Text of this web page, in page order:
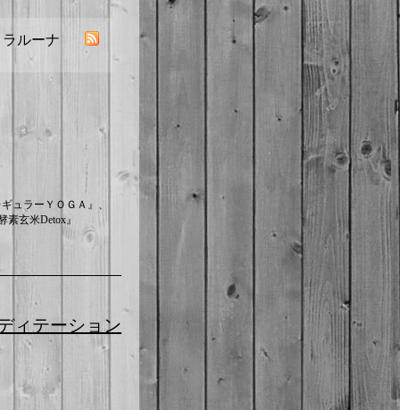
ルーナ
ュラーＹＯＧＡ』、
素玄米Detox』
ィテーション